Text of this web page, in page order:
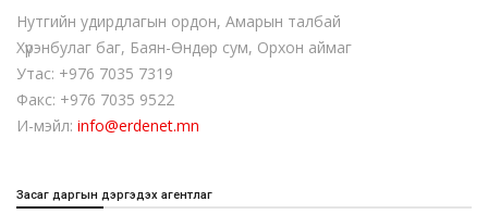
Нутгийн удирдлагын ордон, Амарын талбай
Хүрэнбулаг баг, Баян-Өндөр сум, Орхон аймаг
Утас: +976 7035 7319
Факс: +976 7035 9522
И-мэйл: info@erdenet.mn
Засаг даргын дэргэдэх агентлаг